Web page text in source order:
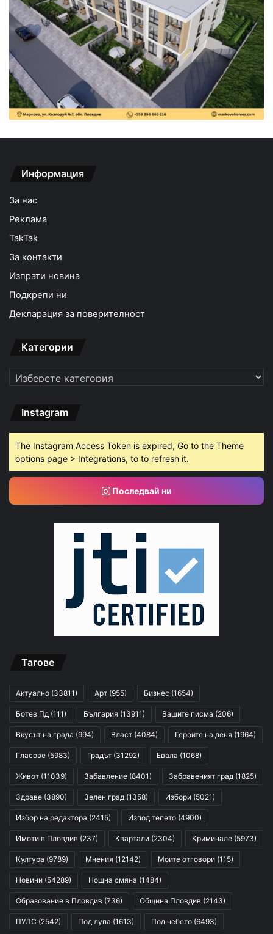
Информация
За нас
Реклама
TakTak
За контакти
Изпрати новина
Подкрепи ни
Декларация за поверителност
Категории
Категории
Instagram
The Instagram Access Token is expired, Go to the Theme
options page > Integrations, to to refresh it.
Последвай ни
Тагове
Актуално (33811) Арт (955) Бизнес (1654)
Ботев Пд (111) България (13911) Вашите писма (206)
Вкусът на града (994) Власт (4084) Героите на деня (1964)
Гласове (5983) Градът (31292) Евала (1068)
Живот (11039) Забавление (8401) Забравеният град (1825)
Здраве (3890) Зелен град (1358) Избори (5021)
Избор на редактора (2415) Изпод тепето (4900)
Имоти в Пловдив (237) Квартали (2304) Криминале (5973)
Култура (9789) Мнения (12142) Моите отговори (115)
Новини (54289) Нощна смяна (1484)
Образование в Пловдив (736) Община Пловдив (2143)
ПУЛС (2542) Под лупа (1613) Под небето (6493)